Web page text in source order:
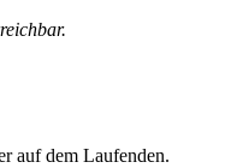
auf dem Laufenden.